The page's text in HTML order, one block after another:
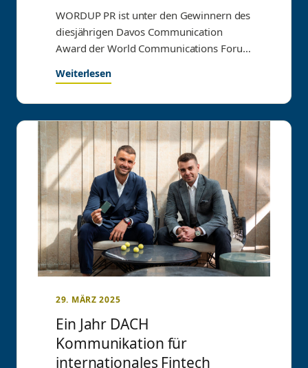
WORDUP PR ist unter den Gewinnern des
diesjährigen Davos Communication
Award der World Communications Forum
Weiterlesen
29. MÄRZ 2025
Ein Jahr DACH
Kommunikation für
internationales Fintech